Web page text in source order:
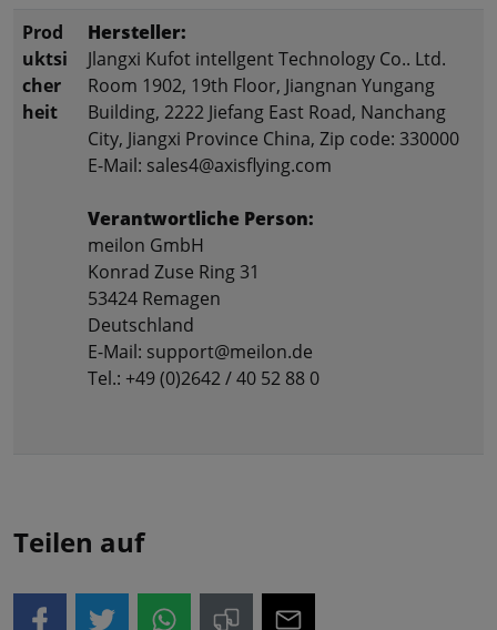
Prod
uktsi
cher
heit
Hersteller:
Jlangxi Kufot intellgent Technology Co.. Ltd.
Room 1902, 19th Floor, Jiangnan Yungang
Building, 2222 Jiefang East Road, Nanchang
City, Jiangxi Province China, Zip code: 330000
E-Mail: sales4@axisflying.com
Verantwortliche Person:
meilon GmbH
Konrad Zuse Ring 31
53424 Remagen
Deutschland
E-Mail: support@meilon.de
Tel.: +49 (0)2642 / 40 52 88 0
Teilen auf